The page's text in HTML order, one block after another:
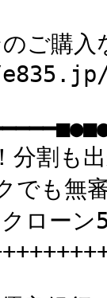
ご購入
分割も出
でも無
ローン